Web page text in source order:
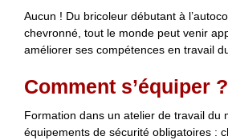
Aucun ! Du bricoleur débutant à
chevronné, tout le monde peut venir
améliorer ses compétences en travail
Comment s’équiper ?
Formation dans un atelier de travail du
équipements de sécurité obligatoires :